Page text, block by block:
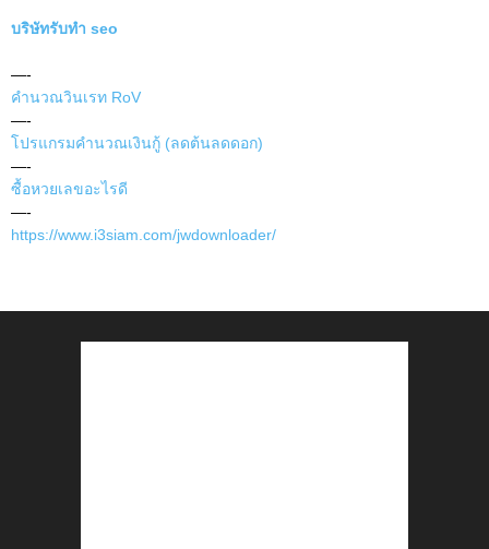
บริษัทรับทำ seo
—-
คำนวณวินเรท RoV
—-
โปรแกรมคำนวณเงินกู้ (ลดต้นลดดอก)
—-
ซื้อหวยเลขอะไรดี
—-
https://www.i3siam.com/jwdownloader/